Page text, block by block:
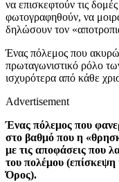
να επισκεφτούν τις
φωτογραφηθούν, να
δηλώσουν τον
Ένας πόλεμος που
πρωταγωνιστικό ρόλο
ισχυρότερα από κάθε
Advertisement
Ένας πόλεμος που
στο βαθμό που η
με τις αποφάσεις που
του πολέμου
Όρος).